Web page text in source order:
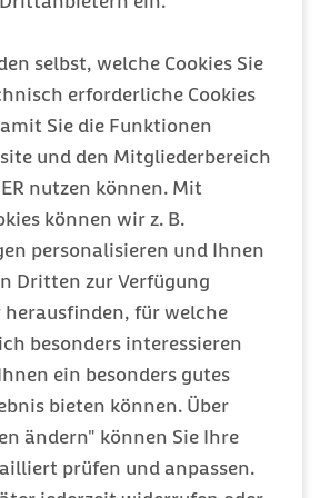
selbst, welche Cookies Sie
erforderliche Cookies
Sie die Funktionen
und den Mitgliederbereich
nutzen können. Mit
können wir z. B.
personalisieren und Ihnen
Dritten zur Verfügung
herausfinden, für welche
besonders interessieren
ein besonders gutes
bieten können. Über
ändern" können Sie Ihre
prüfen und anpassen.
Name und Anschrift der
(der Gastgeber) als
sowie in
neben der fortlaufenden
oder
der
sein.
in einem Restaurant oder
als Nachweis die
Angabe zu den Teilnehmern
Anlass.
müssen den Namen und
ausweisen.
ein entsprechender
Ergänzungen
aus.